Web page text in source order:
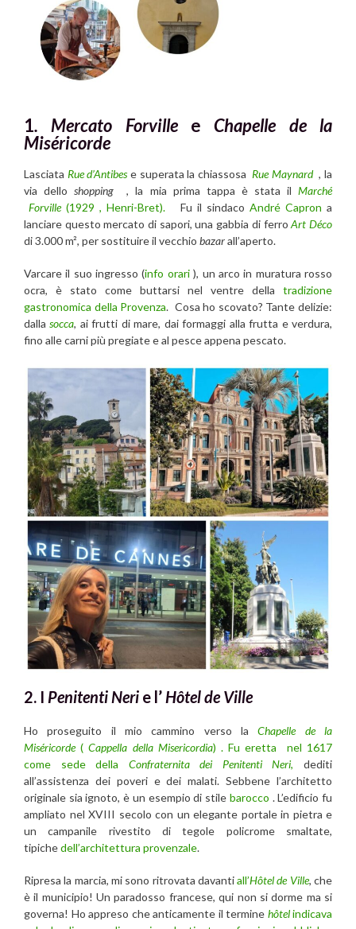
1. Mercato ForvilleeChapelle de la
Miséricorde
Lasciata Rue d’Antibese superata la chiassosa Rue Maynard , la
via delloshopping , la mia prima tappa è stata ilMarché
Forville(1929 , Henri-Bret). Fu il sindaco André Capron a
lanciare questo mercato di sapori, una gabbia di ferroArt Déco
di 3.000 m², per sostituire il vecchio bazarall’aperto.
Varcare il suo ingresso (info orari), un arco in muratura rosso
ocra, è stato come buttarsi nel ventre della tradizione
gastronomica della Provenza. Cosa ho scovato? Tante delizie:
dallasocca, ai frutti di mare, dai formaggi alla frutta e verdura,
fino alle carni più pregiate e al pesce appena pescato.
2. I Penitenti Neri e l’Hôtel de Ville
Ho proseguito il mio cammino verso laChapelle de la
Miséricorde(Cappella della Misericordia) . Fu eretta nel 1617
come sede della Confraternita dei Penitenti Neri, dediti
all’assistenza dei poveri e dei malati. Sebbene l’architetto
originale sia ignoto, è un esempio di stile barocco . L’edificio fu
ampliato nel XVIII secolo con un elegante portale in pietra e
un campanile rivestito di tegole policrome smaltate,
tipichedell’architettura provenzale.
Ripresa la marcia, mi sono ritrovata davantiall’Hôtel de Ville, che
è il municipio! Un paradosso francese, qui non si dorme ma si
governa! Ho appreso che anticamente il termine hôtelindicava